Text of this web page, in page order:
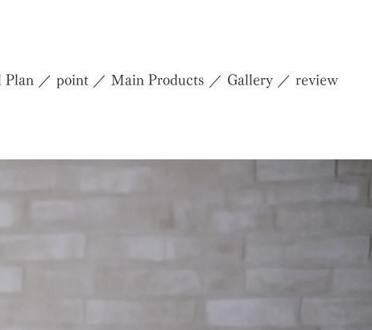
Plan point Main Products Gallery review